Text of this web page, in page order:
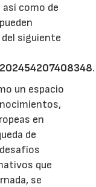
como de
siguiente
.
un espacio
en
de
que
se